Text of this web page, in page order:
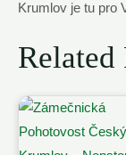
Krumlov je tu pro
Related